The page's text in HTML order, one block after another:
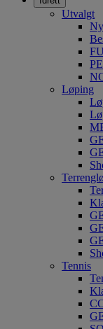
Utvalgt
Løping
Tennis